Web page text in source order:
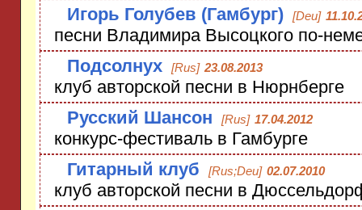
Игорь Голубев (Гамбург) [Deu]
песни Владимира Высоцкого по-
Подсолнух
[Rus] 23.08.2013
клуб авторской песни в Нюрнберге
Русский Шансон
[Rus] 17.04.2012
конкурс-фестиваль в Гамбурге
Гитарный клуб
[Rus;Deu] 02.07.2010
клуб авторской песни в